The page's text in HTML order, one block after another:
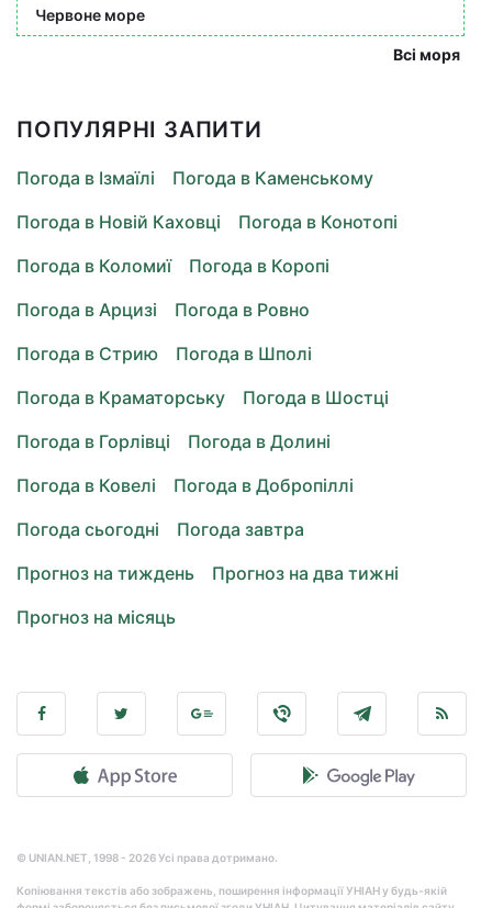
Червоне море
Всі моря
ПОПУЛЯРНІ ЗАПИТИ
Погода в Ізмаїлі
Погода в Каменському
Погода в Новій Каховці
Погода в Конотопі
Погода в Коломиї
Погода в Коропі
Погода в Арцизі
Погода в Ровно
Погода в Стрию
Погода в Шполі
Погода в Краматорську
Погода в Шостці
Погода в Горлівці
Погода в Долині
Погода в Ковелі
Погода в Добропіллі
Погода сьогодні
Погода завтра
Прогноз на тиждень
Прогноз на два тижні
Прогноз на місяць
© UNIAN.NET, 1998 - 2026 Усі права дотримано.
Копіювання текстів або зображень, поширення інформації УНІАН у будь-якій